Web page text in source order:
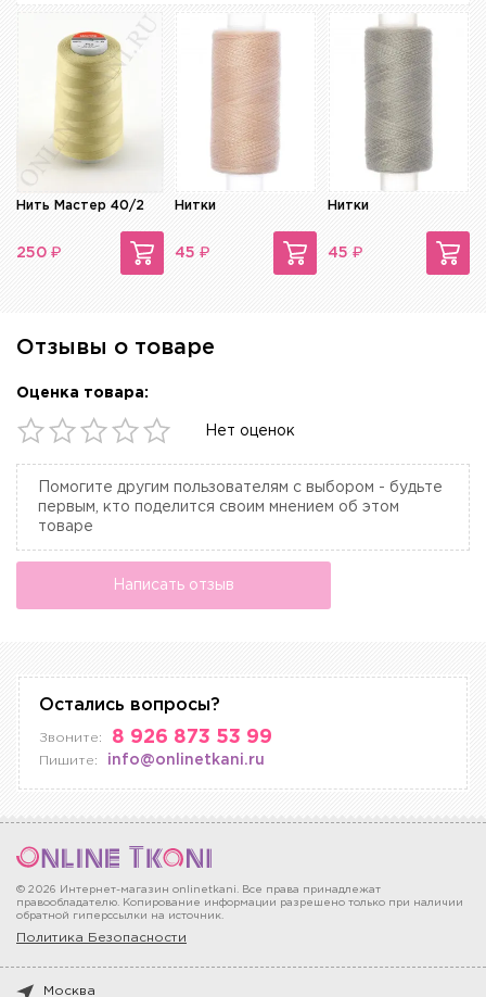
Нить Мастер 40/2
250 ₽
Нитки
45 ₽
Нитки
45 ₽
Отзывы о товаре
Оценка товара:
Нет оценок
Помогите другим пользователям с выбором - будьте
первым, кто поделится своим мнением об этом
товаре
Написать отзыв
Остались вопросы?
Звоните: 8 926 873 53 99
Пишите: info@onlinetkani.ru
© 2026 Интернет-магазин onlinetkani. Все права принадлежат
правообладателю. Копирование информации разрешено только при наличии
обратной гиперссылки на источник.
Политика Безопасности
Москва